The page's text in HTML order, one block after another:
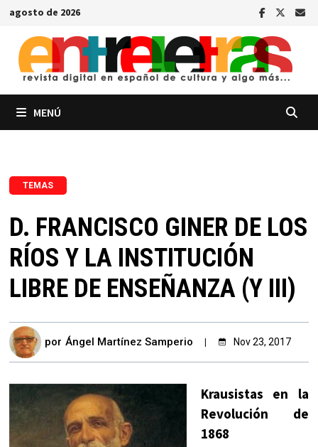
Saltar
contenido
agosto de 2026
MENÚ
TEMAS
D. FRANCISCO GINER DE LOS
RÍOS Y LA INSTITUCIÓN
LIBRE DE ENSEÑANZA (Y III)
por Ángel Martínez Samperio Nov 23, 2017
Krausistas en la
Revolución de
1868